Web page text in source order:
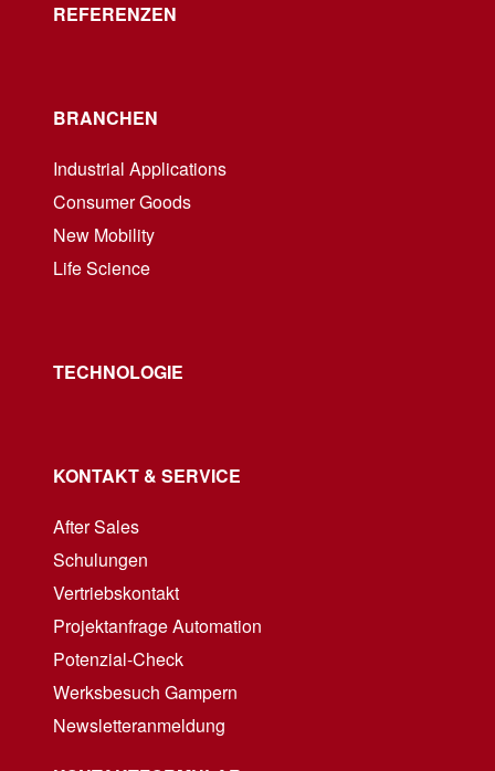
REFERENZEN
BRANCHEN
Industrial Applications
Consumer Goods
New Mobility
Life Science
TECHNOLOGIE
KONTAKT & SERVICE
After Sales
Schulungen
Vertriebskontakt
Projektanfrage Automation
Potenzial-Check
Werksbesuch Gampern
Newsletteranmeldung